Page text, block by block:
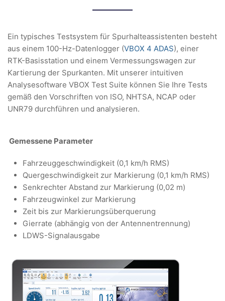
Ein typisches Testsystem für Spurhalteassistenten besteht
aus einem 100-Hz-Datenlogger (VBOX 4 ADAS), einer
RTK-Basisstation und einem Vermessungswagen zur
Kartierung der Spurkanten. Mit unserer intuitiven
Analysesoftware VBOX Test Suite können Sie Ihre Tests
gemäß den Vorschriften von ISO, NHTSA, NCAP oder
UNR79 durchführen und analysieren.
Gemessene Parameter
Fahrzeuggeschwindigkeit (0,1 km/h RMS)
Quergeschwindigkeit zur Markierung (0,1 km/h RMS)
Senkrechter Abstand zur Markierung (0,02 m)
Fahrzeugwinkel zur Markierung
Zeit bis zur Markierungsüberquerung
Gierrate (abhängig von der Antennentrennung)
LDWS-Signalausgabe